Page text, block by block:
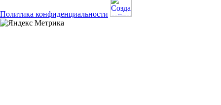
Политика конфиденциальности